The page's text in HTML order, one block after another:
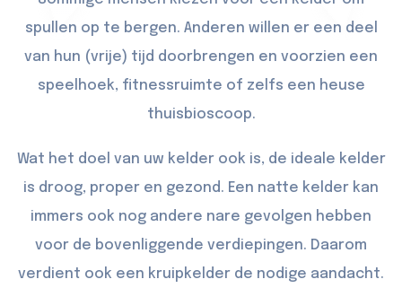
spullen op te bergen. Anderen willen er een deel
van hun (vrije) tijd doorbrengen en voorzien een
speelhoek, fitnessruimte of zelfs een heuse
thuisbioscoop.
Wat het doel van uw kelder ook is, de ideale kelder
is droog, proper en gezond. Een natte kelder kan
immers ook nog andere nare gevolgen hebben
voor de bovenliggende verdiepingen. Daarom
verdient ook een kruipkelder de nodige aandacht.